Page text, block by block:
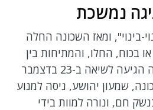
נמשכת
בינוי", ומאז השכונה החלה
או בכוח, החלו, והמתיחות בין
הממסד לתושבי השכונה הגיעה לשיאה ב-23 בדצמבר
שמעון יהושע, ניסה למנוע
חם, ונורה למוות בידי